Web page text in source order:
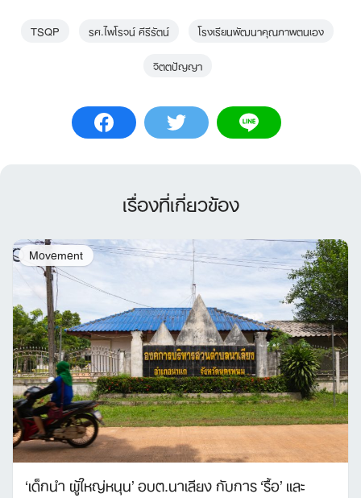
TSQP รศ.ไพโรจน์ คีรีรัตน์
โรงเรียนพัฒนาคุณภาพตนเอง
จิตตปัญญา
เรื่องที่เกี่ยวข้อง
Movement
‘เด็กนำ ผู้ใหญ่หนุน’ อบต.นาเลียง กับการ ‘รื้อ’ และ